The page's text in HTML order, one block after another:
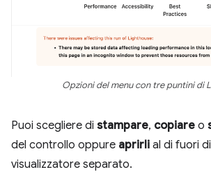
Opzioni del menu con tre puntini di
Puoi scegliere di stampare, copiare o
del controllo oppure aprirli al di fuori
visualizzatore separato.